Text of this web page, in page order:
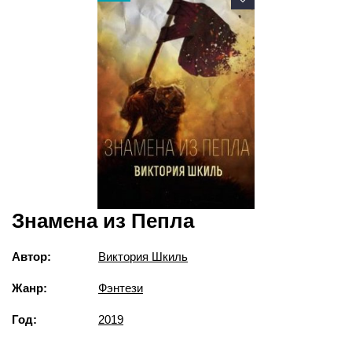
Знамена из Пепла
Автор: Виктория Шкиль
Жанр: Фэнтези
Год: 2019